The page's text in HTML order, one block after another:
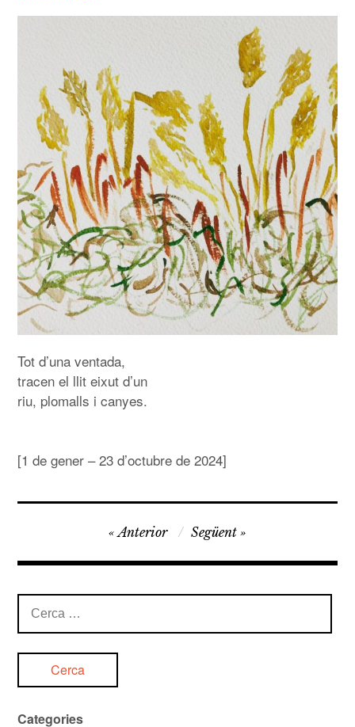
ÚLTIM
Tot d’una ventada,
tracen el llit eixut d’un
riu, plomalls i canyes.
[1 de gener – 23 d’octubre de 2024]
Navegació
d'entrades
Anterior Següent
Cerca:
Categories